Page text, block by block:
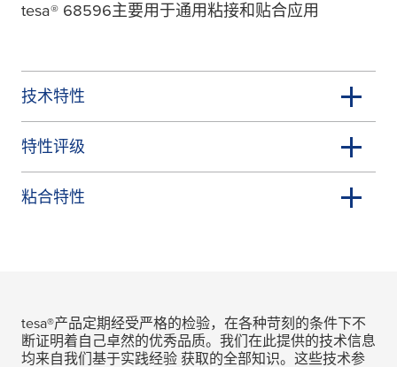
tesa® 68596主要用于通用粘接和贴合应用
技术特性
特性评级
粘合特性
tesa®产品定期经受严格的检验，在各种苛刻的条件下不
断证明着自己卓然的优秀品质。我们在此提供的技术信息
均来自我们基于实践经验 获取的全部知识。这些技术参